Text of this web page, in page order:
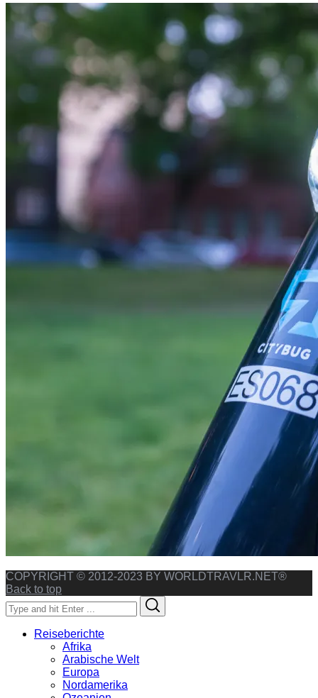
COPYRIGHT © 2012-2023 BY WORLDTRAVLR.NET®
Back to top
Search
for:
Reiseberichte
Afrika
Arabische Welt
Europa
Nordamerika